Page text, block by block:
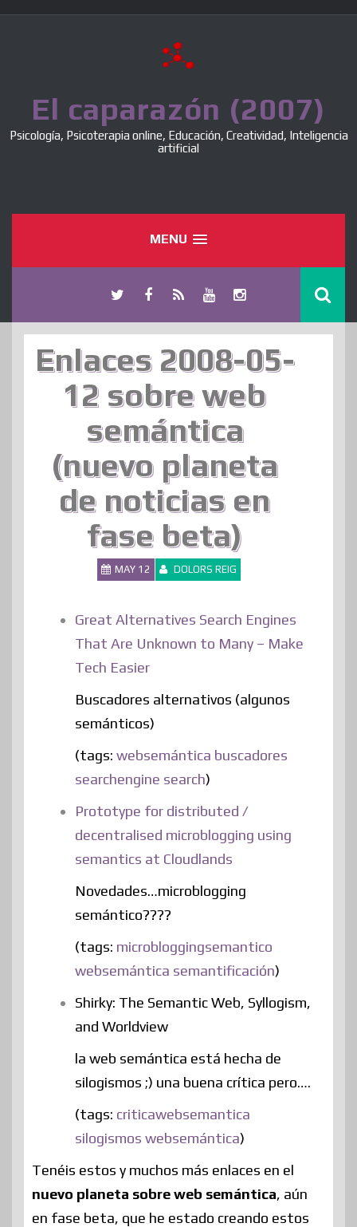
El caparazón (2007)
Psicología, Psicoterapia online, Educación, Creatividad, Inteligencia
artificial
MENU
Enlaces 2008-05-
12 sobre web
semántica
(nuevo planeta
de noticias en
fase beta)
MAY 12 DOLORS REIG
Great Alternatives Search Engines
That Are Unknown to Many – Make
Tech Easier
Buscadores alternativos (algunos
semánticos)
(tags: websemántica buscadores
searchengine search)
Prototype for distributed /
decentralised microblogging using
semantics at Cloudlands
Novedades…microblogging
semántico????
(tags: microbloggingsemantico
websemántica semantificación)
Shirky: The Semantic Web, Syllogism,
and Worldview
la web semántica está hecha de
silogismos ;) una buena crítica pero….
(tags: criticawebsemantica
silogismos websemántica)
Tenéis estos y muchos más enlaces en el
nuevo planeta sobre web semántica, aún
en fase beta, que he estado creando estos